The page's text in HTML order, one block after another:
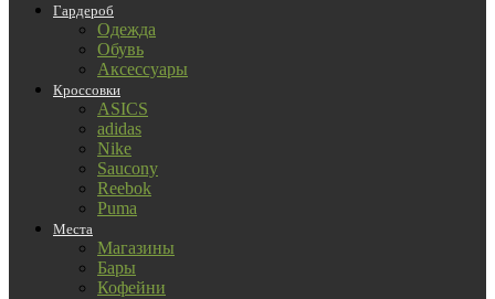
Гардероб
Одежда
Обувь
Аксессуары
Кроссовки
ASICS
adidas
Nike
Saucony
Reebok
Puma
Места
Магазины
Бары
Кофейни